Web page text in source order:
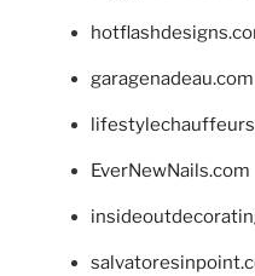
garagenadeau.com
EverNewNails.com